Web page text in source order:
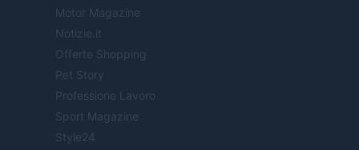
Motor Magazine
Notizie.it
Offerte Shopping
Pet Story
Professione Lavoro
Sport Magazine
Style24